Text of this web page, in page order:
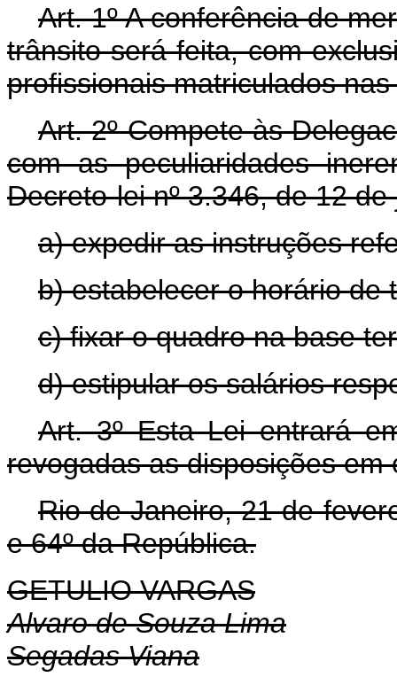
Art. 1º A conferência de
trânsito será feita, com
profissionais matriculados
Art. 2º Compete às
com as peculiaridades
Decreto-lei nº 3.346, de 12
a) expedir as instruções
b) estabelecer o horário de
c) fixar o quadro na base
d) estipular os salários
Art. 3º Esta Lei entrará
revogadas as disposições em
Rio de Janeiro, 21 de
e 64º da República.
GETULIO VARGAS
Alvaro de Souza Lima
Segadas Viana